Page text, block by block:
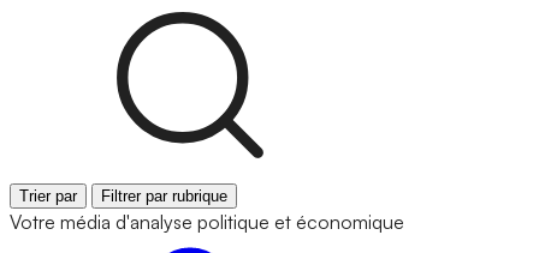
Trier par Filtrer par rubrique
Votre média d'analyse politique et économique